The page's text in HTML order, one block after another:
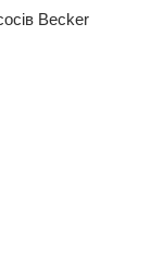
Becker